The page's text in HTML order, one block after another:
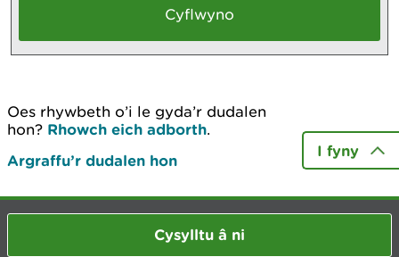
Oes rhywbeth o’i le gyda’r dudalen
hon? Rhowch eich adborth.
Argraffu’r dudalen hon
I fyny
Cysylltu â ni